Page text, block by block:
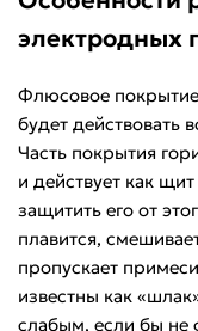
электродных
Флюсовое покрытие
будет действовать
Часть покрытия
и действует как
защитить его от
плавится,
пропускает
известны как
слабым, если бы не